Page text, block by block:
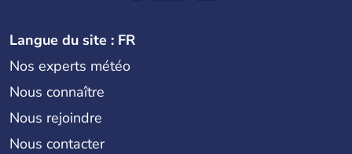
Langue du site : FR
Nos experts météo
Nous connaître
Nous rejoindre
Nous contacter